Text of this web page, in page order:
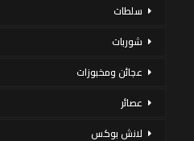
سلطات
شوربات
عجائن ومخبوزات
عصائر
لانش بوكس